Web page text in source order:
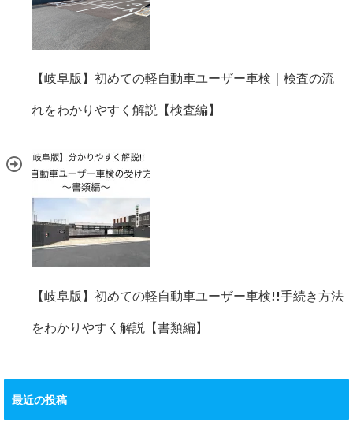
【岐阜版】初めての軽自動車ユーザー車検｜検査の流
れをわかりやすく解説【検査編】
【岐阜版】初めての軽自動車ユーザー車検!!手続き方法
をわかりやすく解説【書類編】
最近の投稿